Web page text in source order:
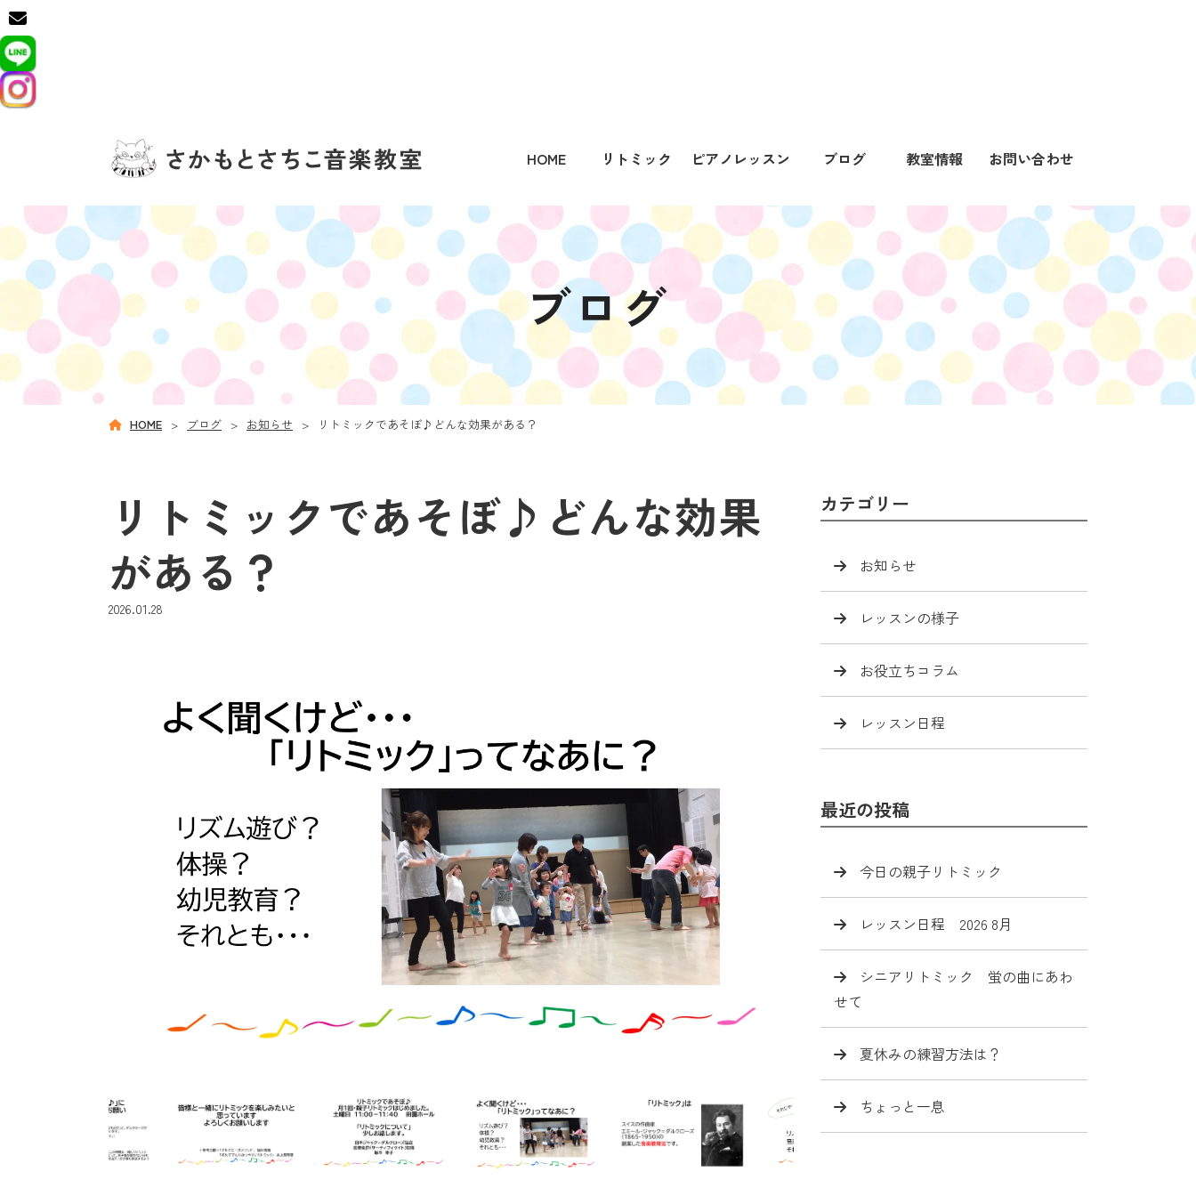
HOME リトミック ピアノレッスン ブログ 教室情報 お問い合わせ
ブログ
HOME ブログ お知らせ リトミックであそぼ♪どんな効果がある？
リトミックであそぼ♪どんな効果
がある？
2026.01.28
カテゴリー
お知らせ
レッスンの様子
お役立ちコラム
レッスン日程
最近の投稿
今日の親子リトミック
レッスン日程 2026 8月
シニアリトミック 蛍の曲にあわ
せて
夏休みの練習方法は？
ちょっと一息